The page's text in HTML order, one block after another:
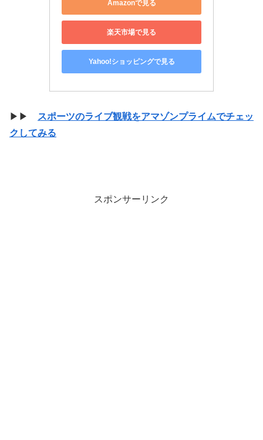
Amazonで見る
楽天市場で見る
Yahoo!ショッピングで見る
▶▶
スポーツのライブ観戦をアマゾンプライムでチェッ
クしてみる
スポンサーリンク